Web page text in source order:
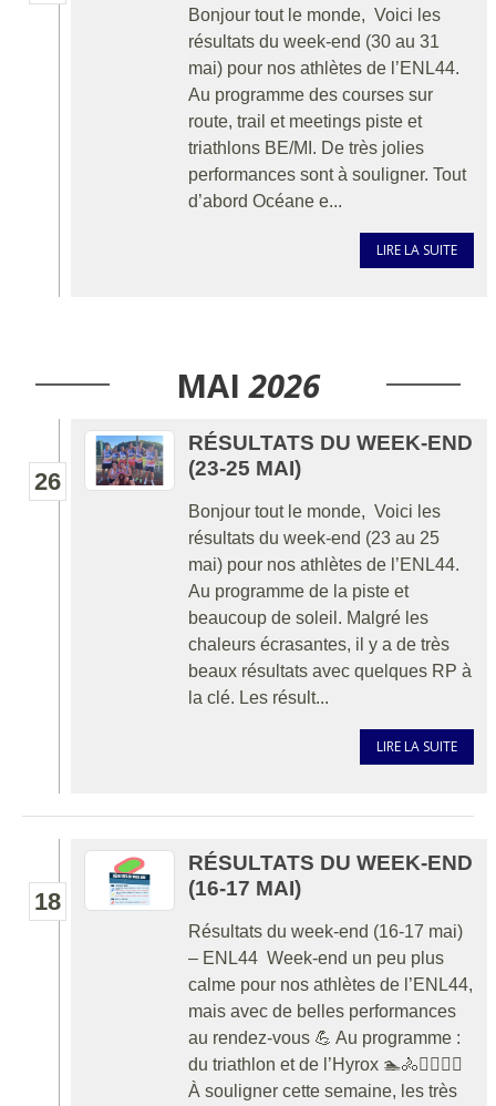
Bonjour tout le monde, Voici les
résultats du week-end (30 au 31
mai) pour nos athlètes de l’ENL44.
Au programme des courses sur
route, trail et meetings piste et
triathlons BE/MI. De très jolies
performances sont à souligner. Tout
d’abord Océane e...
LIRE LA SUITE
MAI 2026
26
RÉSULTATS DU WEEK-END
(23-25 MAI)
Bonjour tout le monde, Voici les
résultats du week-end (23 au 25
mai) pour nos athlètes de l’ENL44.
Au programme de la piste et
beaucoup de soleil. Malgré les
chaleurs écrasantes, il y a de très
beaux résultats avec quelques RP à
la clé. Les résult...
LIRE LA SUITE
18
RÉSULTATS DU WEEK-END
(16-17 MAI)
Résultats du week-end (16-17 mai)
– ENL44 Week-end un peu plus
calme pour nos athlètes de l’ENL44,
mais avec de belles performances
au rendez-vous 💪 Au programme :
du triathlon et de l’Hyrox 🏊🚴🏃‍♂️🏋️‍♀️
À souligner cette semaine, les très